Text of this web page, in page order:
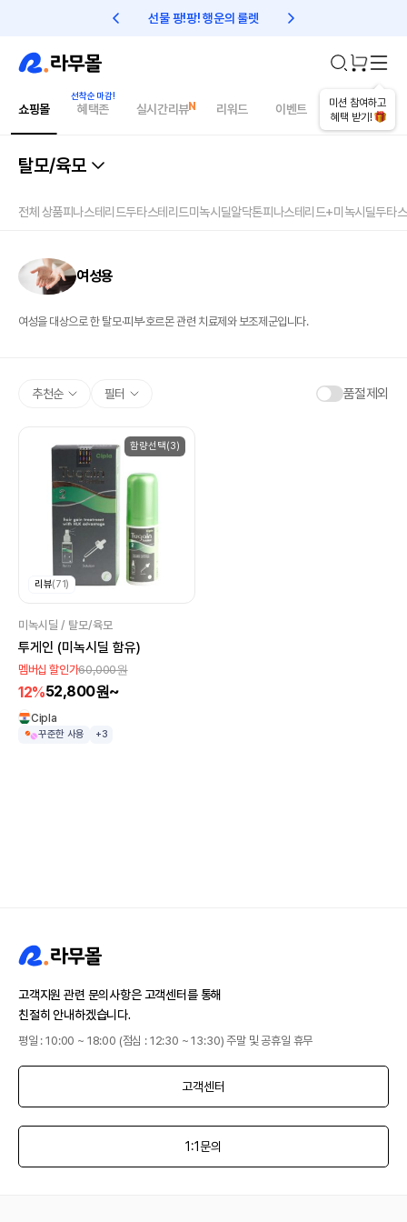
선물 팡!팡! 행운의 룰렛 친구초대 1만원 리워드!
미션 참여하고
혜택 받기!
쇼핑몰 혜택존 실시간리뷰 리워드 이벤트 건강매거진
탈모/육모
전체 상품피나스테리드두타스테리드미녹시딜알닥톤피나스테리드+미녹시딜두타
여성용
여성을 대상으로 한 탈모·피부·호르몬 관련 치료제와 보조제군입니다.
추천순 필터 품절제외
함량선택(3)
리뷰(71)
미녹시딜 / 탈모/육모
투게인 (미녹시딜 함유)
멤버십 할인가60,000원
12%52,800원~
Cipla
꾸준한 사용 +3
고객지원 관련 문의사항은 고객센터를 통해
친절히 안내하겠습니다.
평일 : 10:00 ~ 18:00 (점심 : 12:30 ~ 13:30) 주말 및 공휴일 휴무
고객센터
1:1문의